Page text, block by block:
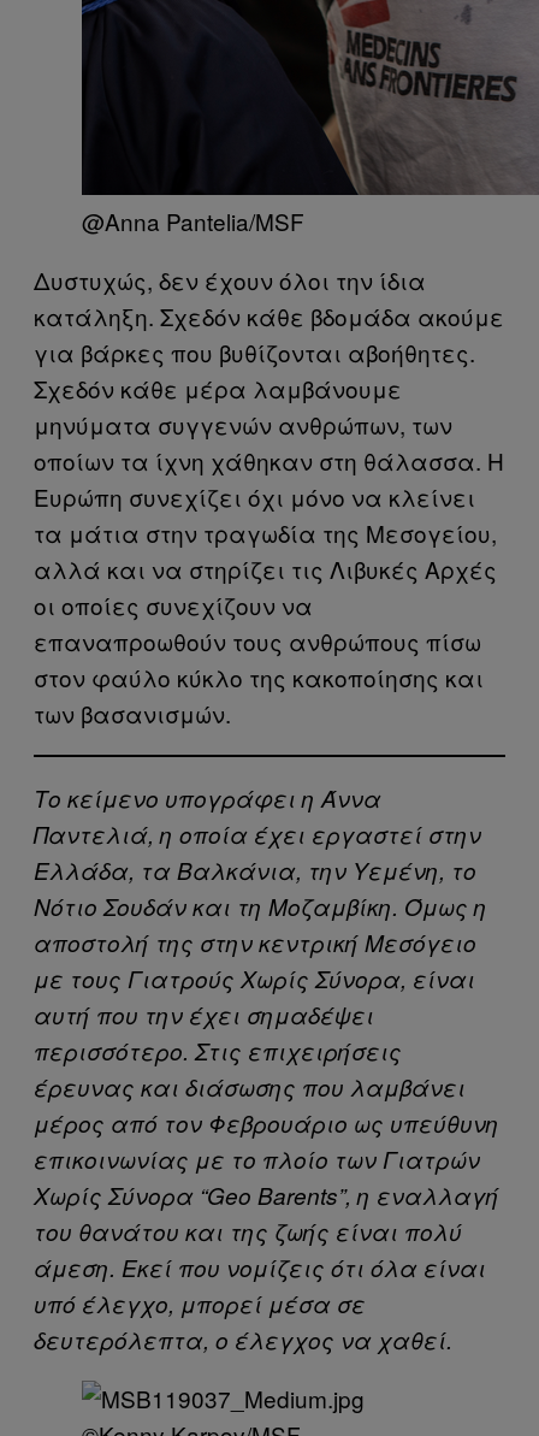
@Anna Pantelia/MSF
Δυστυχώς, δεν έχουν όλοι την ίδια
κατάληξη. Σχεδόν κάθε βδομάδα ακούμε
για βάρκες που βυθίζονται αβοήθητες.
Σχεδόν κάθε μέρα λαμβάνουμε
μηνύματα συγγενών ανθρώπων, των
οποίων τα ίχνη χάθηκαν στη θάλασσα. Η
Ευρώπη συνεχίζει όχι μόνο να κλείνει
τα μάτια στην τραγωδία της Μεσογείου,
αλλά και να στηρίζει τις Λιβυκές Αρχές
οι οποίες συνεχίζουν να
επαναπροωθούν τους ανθρώπους πίσω
στον φαύλο κύκλο της κακοποίησης και
των βασανισμών.
Το κείμενο υπογράφει η Άννα
Παντελιά, η οποία έχει εργαστεί στην
Ελλάδα, τα Βαλκάνια, την Υεμένη, το
Νότιο Σουδάν και τη Μοζαμβίκη. Όμως η
αποστολή της στην κεντρική Μεσόγειο
με τους Γιατρούς Χωρίς Σύνορα, είναι
αυτή που την έχει σημαδέψει
περισσότερο. Στις επιχειρήσεις
έρευνας και διάσωσης που λαμβάνει
μέρος από τον Φεβρουάριο ως υπεύθυνη
επικοινωνίας με το πλοίο των Γιατρών
Χωρίς Σύνορα “Geo Barents”, η εναλλαγή
του θανάτου και της ζωής είναι πολύ
άμεση. Εκεί που νομίζεις ότι όλα είναι
υπό έλεγχο, μπορεί μέσα σε
δευτερόλεπτα, ο έλεγχος να χαθεί.